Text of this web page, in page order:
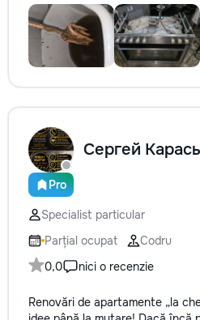
Pro
Сергей Карась
Specialist particular
Parțial ocupat
Codru
0,0
nici o recenzie
Renovări de apartamente „la